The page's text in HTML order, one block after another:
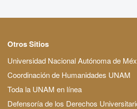
Otros Sitios
Universidad Nacional Autónoma de
Coordinación de Humanidades UNAM
Toda la UNAM en línea
Defensoría de los Derechos